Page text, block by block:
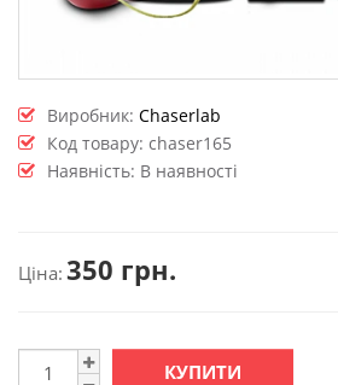
Виробник: Chaserlab
Код товару: chaser165
Наявність: В наявності
Ціна: 350 грн.
КУПИТИ